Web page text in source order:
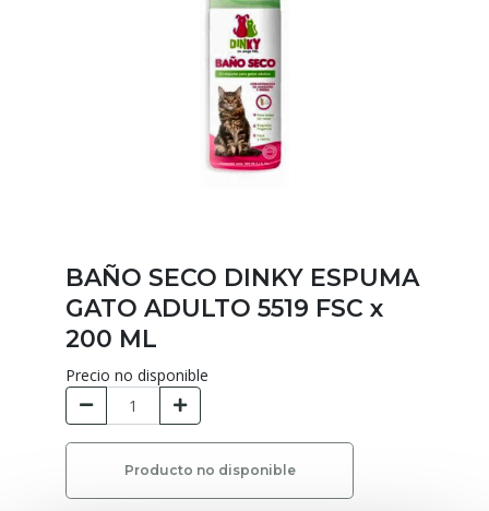
BAÑO SECO DINKY ESPUMA
GATO ADULTO 5519 FSC x
200 ML
Precio no disponible
Producto no disponible